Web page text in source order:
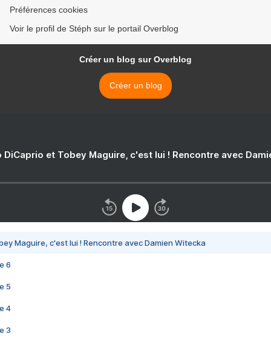
Préférences cookies
Voir le profil de Stéph sur le portail Overblog
Créer un blog sur Overblog
Créer un blog
DiCaprio et Tobey Maguire, c'est lui ! Rencontre avec
Maguire, c'est lui ! Rencontre avec Damien Witecka
6
5
4
3